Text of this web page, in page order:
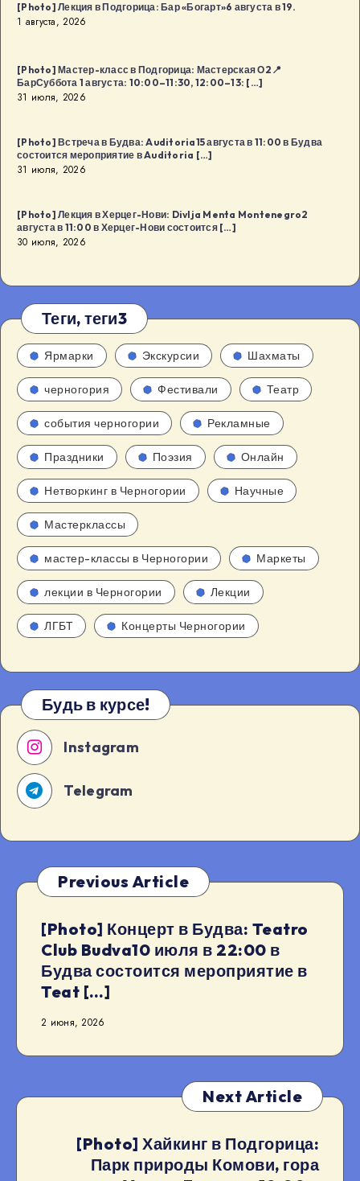
[Photo] Лекция в Подгорица: Бар «Богарт»6 августа в 19.
1 августа, 2026
[Photo] Мастер-класс в Подгорица: Мастерская О2📍
БарСуббота 1 августа: 10:00–11:30, 12:00–13: […]
31 июля, 2026
[Photo] Встреча в Будва: Auditoria15 августа в 11:00 в Будва
состоится мероприятие в Auditoria […]
31 июля, 2026
[Photo] Лекция в Херцег-Нови: Divlja Menta Montenegro2
августа в 11:00 в Херцег-Нови состоится […]
30 июля, 2026
Теги, теги3
Ярмарки Экскурсии Шахматы
черногория Фестивали Театр
события черногории Рекламные
Праздники Поэзия Онлайн
Нетворкинг в Черногории Научные
Мастерклассы
мастер-классы в Черногории Маркеты
лекции в Черногории Лекции
ЛГБТ Концерты Черногории
Будь в курсе!
Instagram
Telegram
Previous Article
[Photo] Концерт в Будва: Teatro
Club Budva10 июля в 22:00 в
Будва состоится мероприятие в
Teat […]
2 июня, 2026
Next Article
[Photo] Хайкинг в Подгорица:
Парк природы Комови, гора